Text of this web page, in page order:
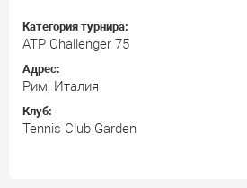
Категория турнира:
ATP Challenger 75
Адрес:
Рим, Италия
Клуб:
Tennis Club Garden